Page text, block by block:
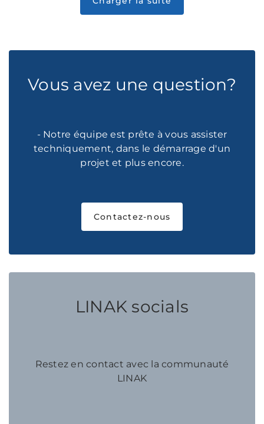
Vous avez une question?
- Notre équipe est prête à vous assister
techniquement, dans le démarrage d'un
projet et plus encore.
Contactez-nous
LINAK socials
Restez en contact avec la communauté
LINAK